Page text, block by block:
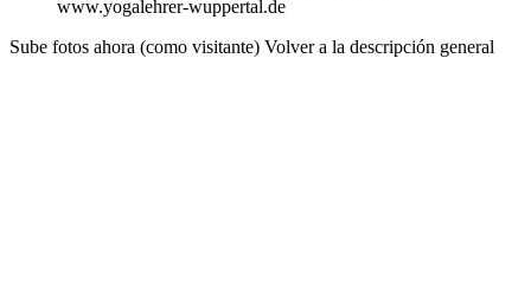
www.yogalehrer-wuppertal.de
Sube fotos ahora (como visitante) Volver a la descripción general